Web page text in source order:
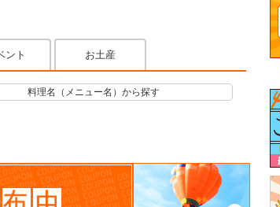
ント お土産
料理名（メニュー名）から探す